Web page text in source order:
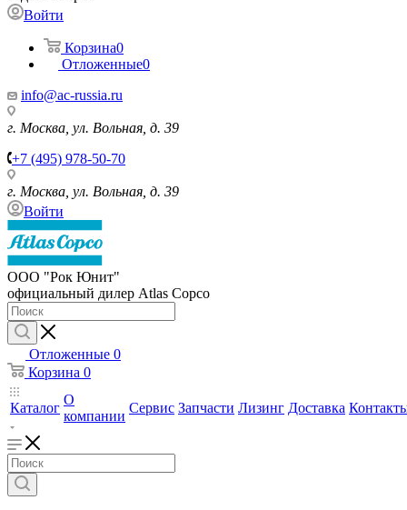
Войти
Корзина0
Отложенные0
info@ac-russia.ru
г. Москва, ул. Вольная, д. 39
+7 (495) 978-50-70
г. Москва, ул. Вольная, д. 39
Войти
ООО "Рок Юнит"
официальный дилер Atlas Copco
Отложенные 0
Корзина 0
Каталог
О
компании
Сервис Запчасти Лизинг Доставка